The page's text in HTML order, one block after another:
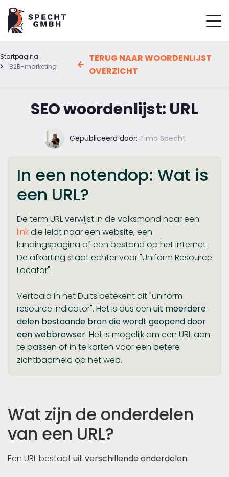
Startpagina
B2B-marketing
TERUG NAAR WOORDENLIJST
OVERZICHT
SEO woordenlijst: URL
Gepubliceerd door: Timo Specht
In een notendop: Wat is
een URL?
De term URL verwijst in de volksmond naar een
linkdie leidt naar een website, een
landingspagina of een bestand op het internet.
De afkorting staat echter voor "Uniform Resource
Locator".
Vertaald in het Duits betekent dit "uniform
resource indicator". Het is dus een uit meerdere
delen bestaande bron die wordt geopend door
een webbrowser. Het is mogelijk om een URL aan
te passen of in te korten voor een betere
zichtbaarheid op het web.
Wat zijn de onderdelen
van een URL?
Een URL bestaatuit verschillende onderdelen: